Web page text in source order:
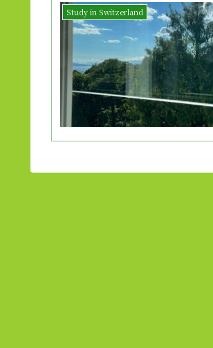
Study in Switzerland